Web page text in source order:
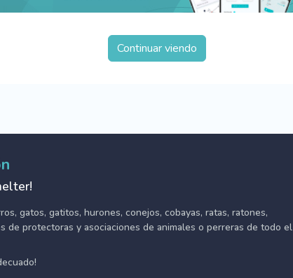
Continuar viendo
gatos, gatitos, hurones, conejos, cobayas, ratas, ratones,
de protectoras y asociaciones de animales o perreras de todo el